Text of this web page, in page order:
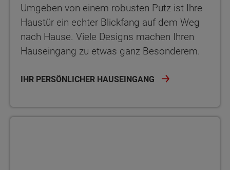
Umgeben von einem robusten Putz ist Ihre
Haustür ein echter Blickfang auf dem Weg
nach Hause. Viele Designs machen Ihren
Hauseingang zu etwas ganz Besonderem.
IHR PERSÖNLICHER HAUSEINGANG